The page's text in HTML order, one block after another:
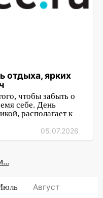
отдыха, ярких
чтобы забыть о
себе. День
располагает к
05.07.2026
Август